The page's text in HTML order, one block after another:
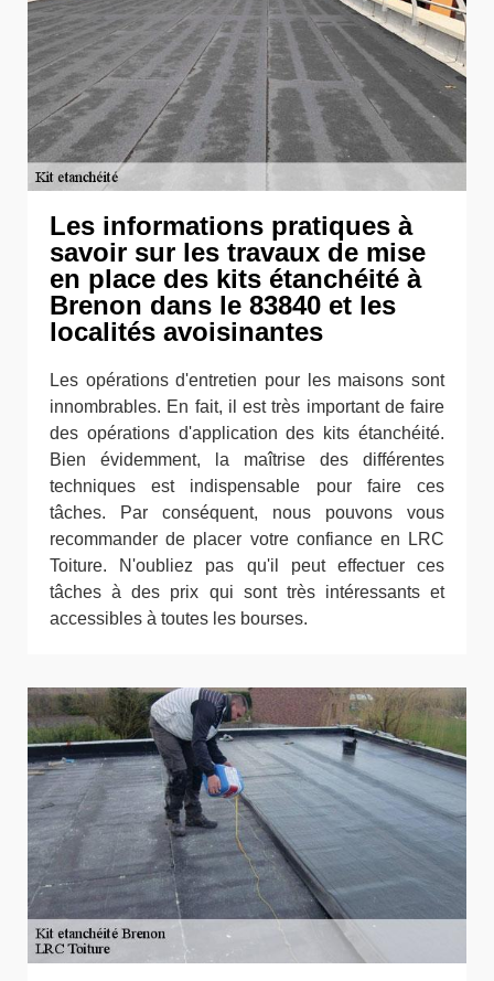
Les informations pratiques à
savoir sur les travaux de mise
en place des kits étanchéité à
Brenon dans le 83840 et les
localités avoisinantes
Les opérations d'entretien pour les maisons sont
innombrables. En fait, il est très important de faire
des opérations d'application des kits étanchéité.
Bien évidemment, la maîtrise des différentes
techniques est indispensable pour faire ces
tâches. Par conséquent, nous pouvons vous
recommander de placer votre confiance en LRC
Toiture. N'oubliez pas qu'il peut effectuer ces
tâches à des prix qui sont très intéressants et
accessibles à toutes les bourses.